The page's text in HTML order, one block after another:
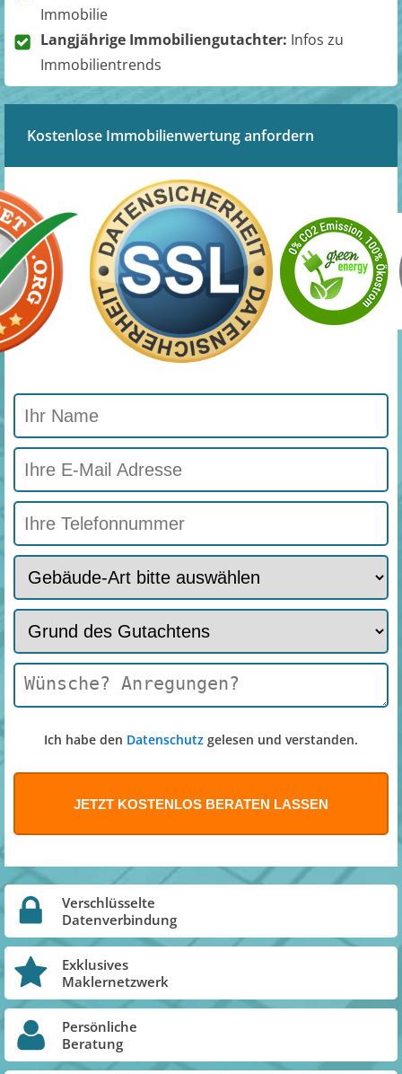
Immobilie
Langjährige Immobiliengutachter: Infos zu
Immobilientrends
Kostenlose Immobilienwertung anfordern
Ich habe den Datenschutz gelesen und verstanden.
Verschlüsselte
Datenverbindung
Exklusives
Maklernetzwerk
Persönliche
Beratung